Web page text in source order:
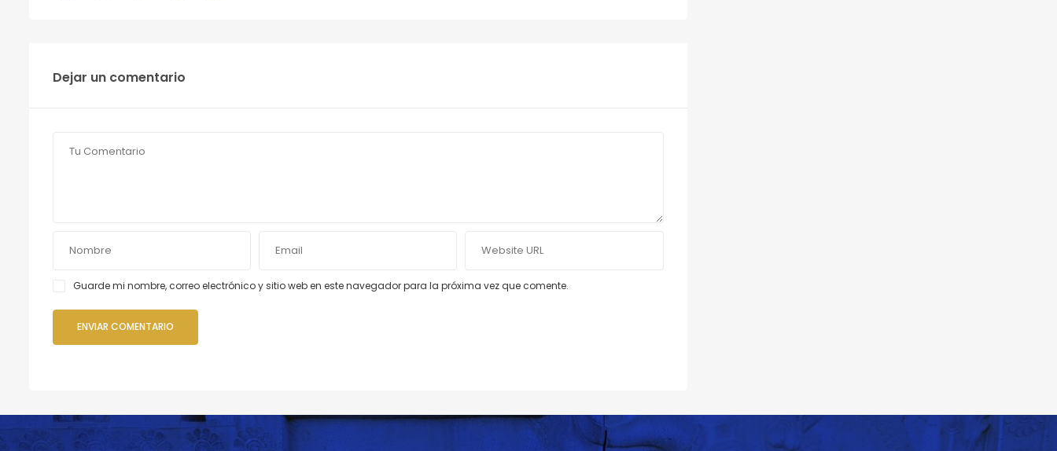
Dejar un comentario
Guarde mi nombre, correo electrónico y sitio web en este navegador para la próxima vez que comente.